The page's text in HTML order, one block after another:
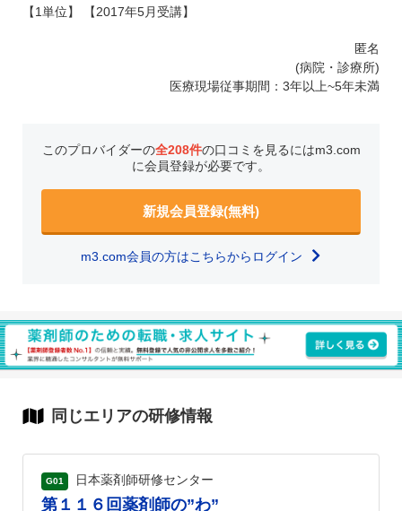
【1単位】 【2017年5月受講】
匿名
(病院・診療所)
医療現場従事期間：3年以上~5年未満
このプロバイダーの全208件の口コミを見るにはm3.com
に会員登録が必要です。
新規会員登録(無料)
m3.com会員の方はこちらからログイン
同じエリアの研修情報
G01 日本薬剤師研修センター
第１１６回薬剤師の”わ”